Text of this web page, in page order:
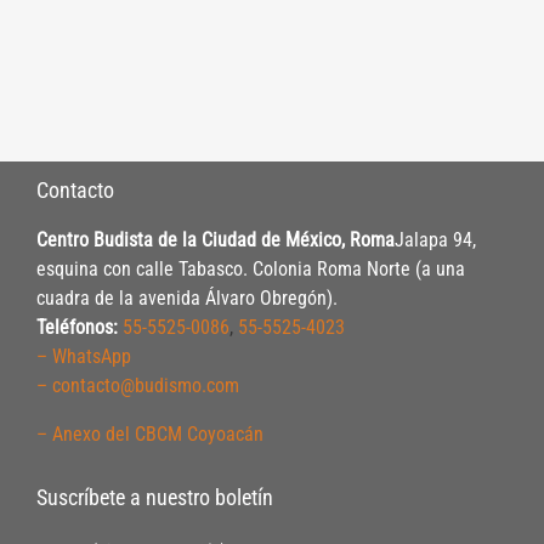
Contacto
Centro Budista de la Ciudad de México, RomaJalapa 94,
esquina con calle Tabasco. Colonia Roma Norte (a una
cuadra de la avenida Álvaro Obregón).
Teléfonos: 55-5525-0086, 55-5525-4023
– WhatsApp
– contacto@budismo.com
– Anexo del CBCM Coyoacán
Suscríbete a nuestro boletín